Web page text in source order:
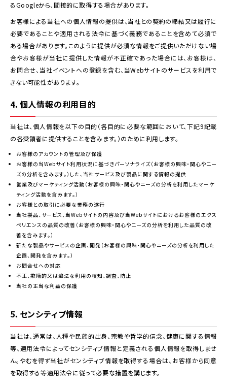
るGoogleから、間接的に取得する場合があります。
お客様による当社への個人情報の提供は、当社との契約の締結又は履行に
必要であることや適用される法令に基づく義務であることを含めて必須で
ある場合があります。このように提供が必須な情報をご提供いただけない場
合やお客様が当社に提供した情報が不正確であった場合には、お客様は、
お問合せ、当社イベントへの登録を含む、当Webサイトのサービスを利用で
きない可能性があります。
4．個人情報の利用目的
当社は、個人情報を以下の目的（各目的に必要な範囲において、下記9記載
の各受領者に提供することを含みます。）のために利用します。
お客様のアカウントの管理及び保護
お客様の当Webサイト利用状況に基づきパーソナライズ（お客様の興味・関心やニー
ズの分析を含みます。）した、当社サービス及び製品に関する情報の提供
営業及びマーケティング活動（お客様の興味・関心やニーズの分析を利用したマーケ
ティング活動を含みます。）
お客様との取引に必要な業務の遂行
当社製品、サービス、当Webサイトの内容及び当Webサイトにおけるお客様のエクス
ペリエンスの品質の改善（お客様の興味・関心やニーズの分析を利用した品質の改
善を含みます。）
新たな製品やサービスの企画、開発（お客様の興味・関心やニーズの分析を利用した
企画、開発を含みます。）
お問合せへの対応
不正、欺瞞的又は違法な利用の検知、調査、防止
当社の正当な利益の保護
5．センシティブ情報
当社は、通常は、人種や民族的出身、宗教や哲学的信念、健康に関する情報
等、適用法令によってセンシティブ情報と定義される個人情報を取得しませ
ん。やむを得ず当社がセンシティブ情報を取得する場合は、お客様から同意
を取得する等適用法令に従って必要な措置を講じます。